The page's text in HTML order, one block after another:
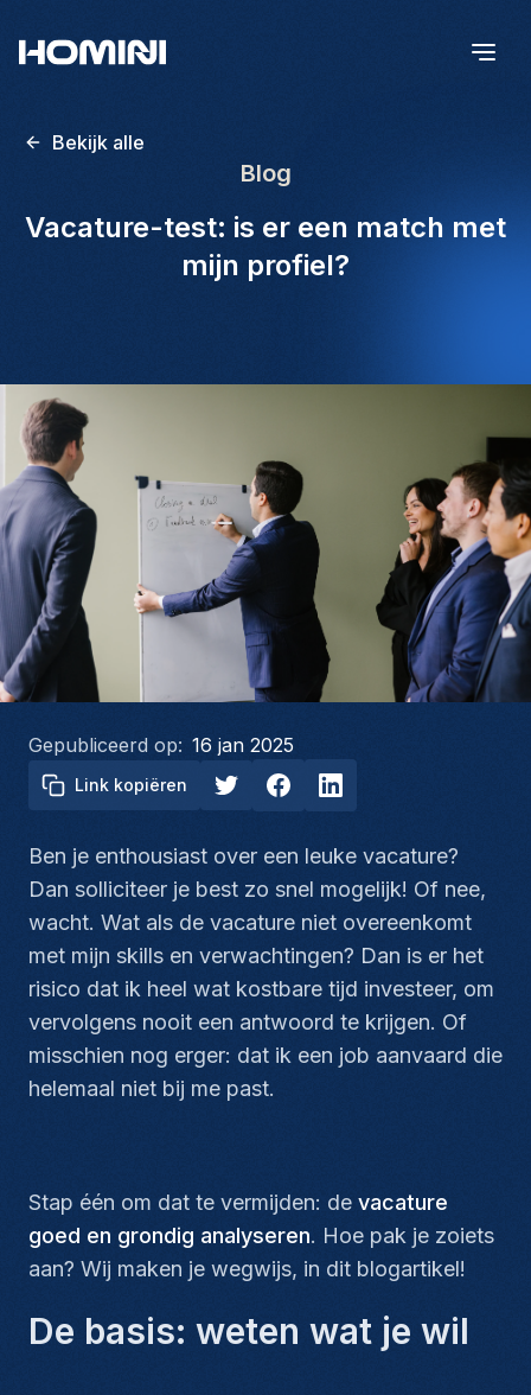
Bekijk alle
Blog
Vacature-test: is er een match met
mijn profiel?
Gepubliceerd op: 16 jan 2025
Link kopiëren
Ben je enthousiast over een leuke vacature?
Dan solliciteer je best zo snel mogelijk! Of nee,
wacht. Wat als de vacature niet overeenkomt
met mijn skills en verwachtingen? Dan is er het
risico dat ik heel wat kostbare tijd investeer, om
vervolgens nooit een antwoord te krijgen. Of
misschien nog erger: dat ik een job aanvaard die
helemaal niet bij me past.
Stap één om dat te vermijden: de vacature
goed en grondig analyseren. Hoe pak je zoiets
aan? Wij maken je wegwijs, in dit blogartikel!
De basis: weten wat je wil